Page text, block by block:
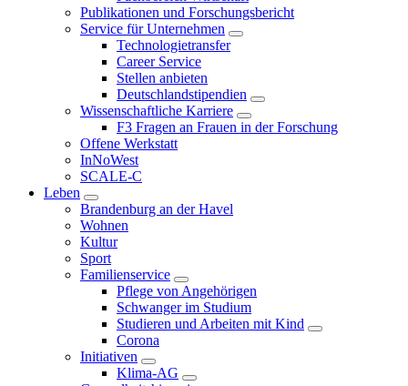
Publikationen und Forschungsbericht
Service für Unternehmen
Technologietransfer
Career Service
Stellen anbieten
Deutschlandstipendien
Wissenschaftliche Karriere
F3 Fragen an Frauen in der Forschung
Offene Werkstatt
InNoWest
SCALE-C
Leben
Brandenburg an der Havel
Wohnen
Kultur
Sport
Familienservice
Pflege von Angehörigen
Schwanger im Studium
Studieren und Arbeiten mit Kind
Corona
Initiativen
Klima-AG